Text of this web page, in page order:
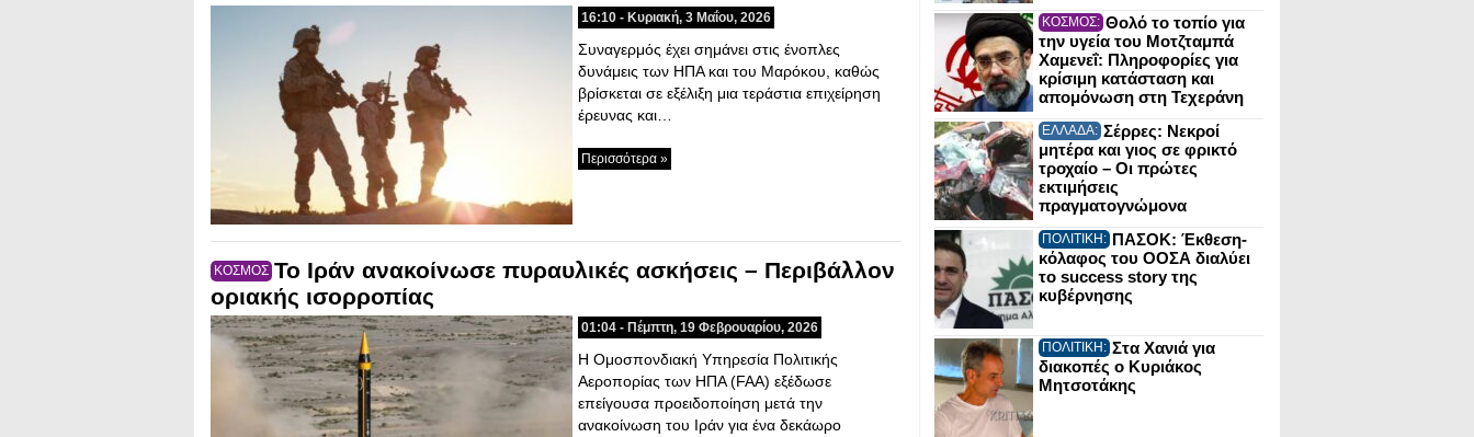
16:10 - Κυριακή, 3 Μαΐου, 2026
Συναγερμός έχει σημάνει στις ένοπλες
δυνάμεις των ΗΠΑ και του Μαρόκου, καθώς
βρίσκεται σε εξέλιξη μια τεράστια επιχείρηση
έρευνας και…
Περισσότερα »
ΚΟΣΜΟΣ Το Ιράν ανακοίνωσε πυραυλικές ασκήσεις – Περιβάλλον
οριακής ισορροπίας
01:04 - Πέμπτη, 19 Φεβρουαρίου, 2026
Η Ομοσπονδιακή Υπηρεσία Πολιτικής
Αεροπορίας των ΗΠΑ (FAA) εξέδωσε
επείγουσα προειδοποίηση μετά την
ανακοίνωση του Ιράν για ένα δεκάωρο
ΚΟΣΜΟΣ: Θολό το τοπίο για
την υγεία του Μοτζταμπά
Χαμενεΐ: Πληροφορίες για
κρίσιμη κατάσταση και
απομόνωση στη Τεχεράνη
ΕΛΛΑΔΑ: Σέρρες: Νεκροί
μητέρα και γιος σε φρικτό
τροχαίο – Οι πρώτες
εκτιμήσεις
πραγματογνώμονα
ΠΟΛΙΤΙΚΗ: ΠΑΣΟΚ: Έκθεση-
κόλαφος του ΟΟΣΑ διαλύει
το success story της
κυβέρνησης
ΠΟΛΙΤΙΚΗ: Στα Χανιά για
διακοπές ο Κυριάκος
Μητσοτάκης